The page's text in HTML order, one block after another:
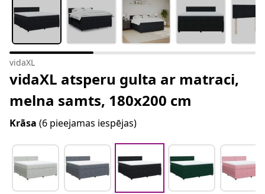
vidaXL
vidaXL atsperu gulta ar matraci,
melna samts, 180x200 cm
Krāsa (6 pieejamas iespējas)